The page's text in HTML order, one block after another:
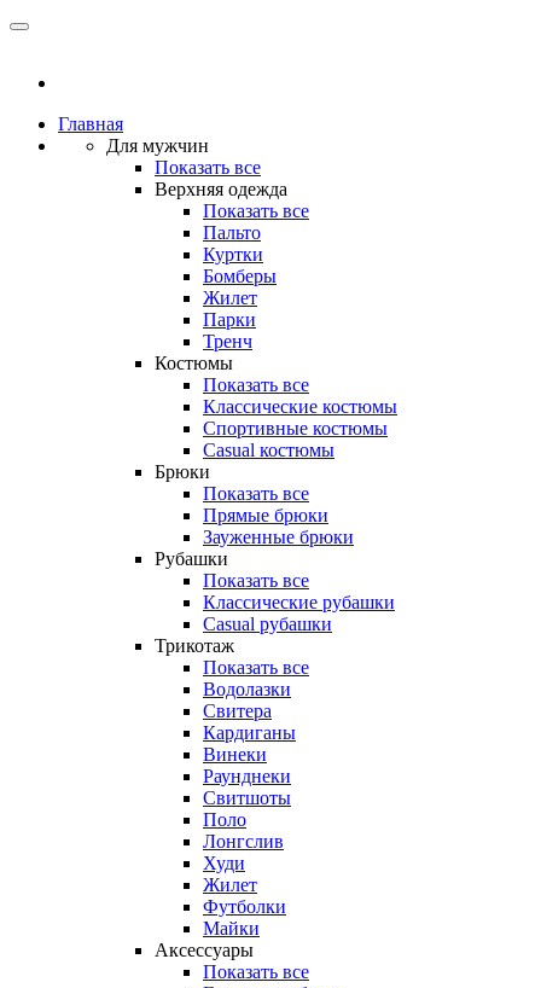
Главная
Для мужчин
Показать все
Верхняя одежда
Показать все
Пальто
Куртки
Бомберы
Жилет
Парки
Тренч
Костюмы
Показать все
Классические костюмы
Спортивные костюмы
Casual костюмы
Брюки
Показать все
Прямые брюки
Зауженные брюки
Рубашки
Показать все
Классические рубашки
Casual рубашки
Трикотаж
Показать все
Водолазки
Свитера
Кардиганы
Винеки
Раунднеки
Свитшоты
Поло
Лонгслив
Худи
Жилет
Футболки
Майки
Аксессуары
Показать все